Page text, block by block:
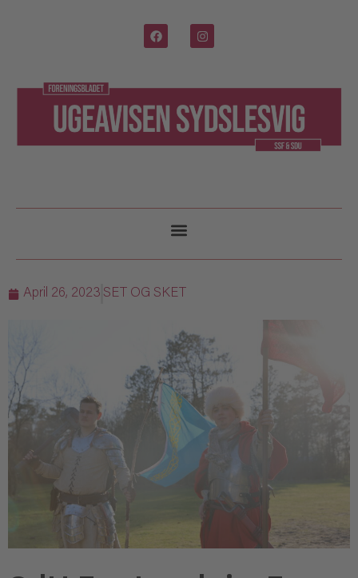
April 26, 2023 SET OG SKET